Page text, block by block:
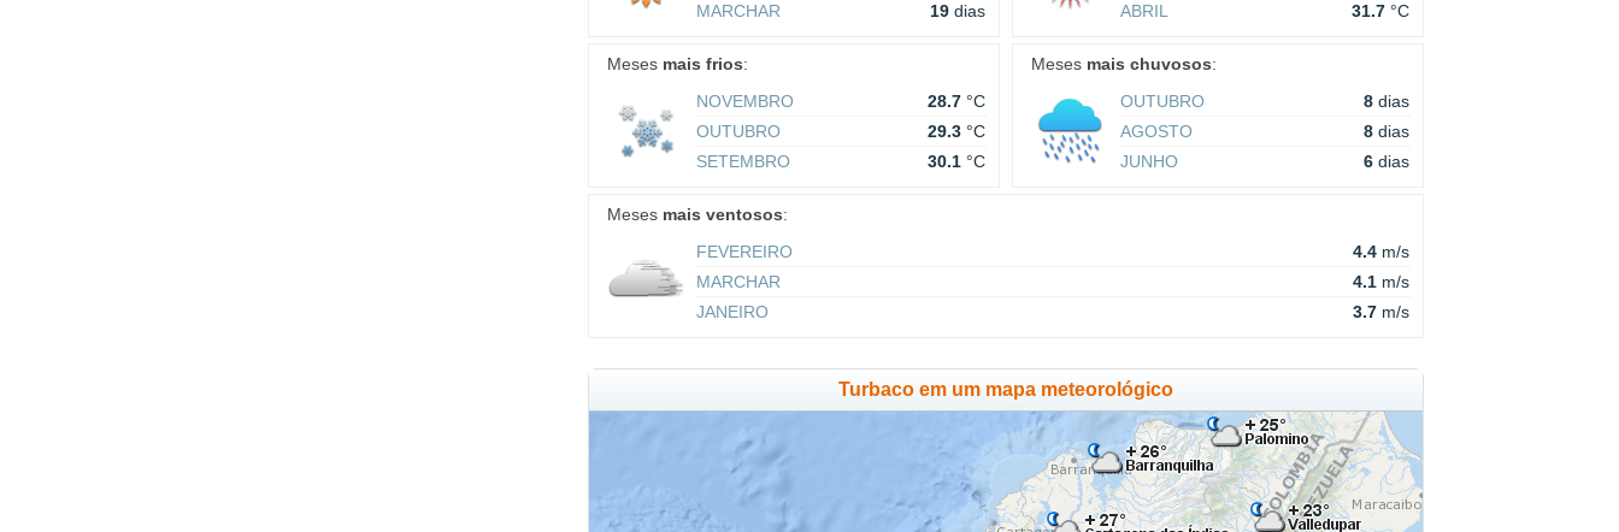
MARCHAR
19 dias
ABRIL
31.7 °C
Meses mais frios:
NOVEMBRO
28.7 °C
OUTUBRO
29.3 °C
SETEMBRO
30.1 °C
Meses mais chuvosos:
OUTUBRO
8 dias
AGOSTO
8 dias
JUNHO
6 dias
Meses mais ventosos:
FEVEREIRO
4.4 m/s
MARCHAR
4.1 m/s
JANEIRO
3.7 m/s
Turbaco em um mapa meteorológico